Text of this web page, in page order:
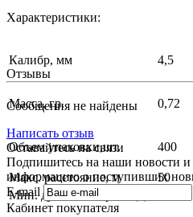
Характеристики:
Калибр, мм 4,5
Масса, гр. 0,72
Объем упаковки,шт. 400
Макс. расстояние, м
50
Мин. дульная энергия, Дж
Отзывы
Сообщения не найдены
Написать отзыв
Оставайтесь на связи
Подпишитесь на наши новости
информацию о поступивших
E-mail
Кабинет покупателя